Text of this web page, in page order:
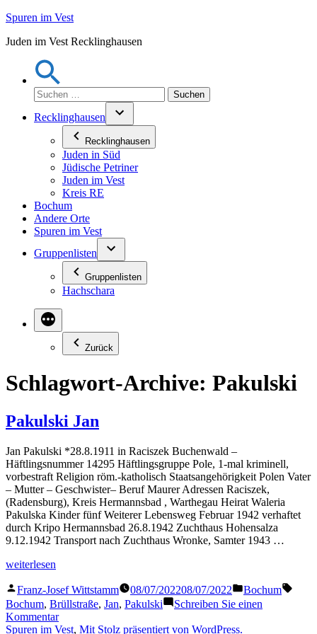
Zum
springen
Spuren im Vest
Juden im Vest Recklinghausen
Suchen
nach:
Recklinghausen
Recklinghausen
Juden in Süd
Jüdische Petriner
Juden im Vest
Kreis RE
Bochum
Andere Orte
Spuren im Vest
Gruppenlisten
Gruppenlisten
Hachschara
Zurück
Schlagwort-Archive: Pakulski
Pakulski Jan
Jan Pakulski *28.8.1911 in Raciszek Buchenwald –
Häftlingsnummer 14295 Häftlingsgruppe Pole, 1-mal kriminell,
vorbestraft Religion röm.-katholisch Staatsangehörigkeit Polen Vater
– Mutter – Geschwister– Beruf Maurer Adressen Raciszek,
(Radensburg), Kreis Hermannsbad , Warthegau Heirat Waleria
Pakulska Kinder fünf Weiterer Lebensweg Februar 1942 verhaftet
durch Kripo Hermannsbad 26.8.1942 Zuchthaus Hohensalza
9.12.1942 Transport nach Zuchthaus Wronke, Samter 1943 …
„Pakulski
weiterlesen
Veröffentlicht
von
Franz-Josef Wittstamm 08/07/202208/07/2022
Veröffentlicht
in
Bochum
Bochum, Brüllstraße, Jan, Pakulski
Schreiben Sie einen
Kommentarzu
Pakulski
Spuren im Vest, Mit Stolz präsentiert von WordPress.